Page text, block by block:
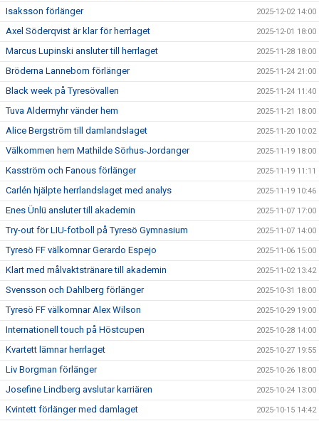
Isaksson förlänger 2025-12-02 14:00
Axel Söderqvist är klar för herrlaget 2025-12-01 18:00
Marcus Lupinski ansluter till herrlaget 2025-11-28 18:00
Bröderna Lanneborn förlänger 2025-11-24 21:00
Black week på Tyresövallen 2025-11-24 11:40
Tuva Aldermyhr vänder hem 2025-11-21 18:00
Alice Bergström till damlandslaget 2025-11-20 10:02
Välkommen hem Mathilde Sörhus-Jordanger 2025-11-19 18:00
Kasström och Fanous förlänger 2025-11-19 11:11
Carlén hjälpte herrlandslaget med analys 2025-11-19 10:46
Enes Ünlü ansluter till akademin 2025-11-07 17:00
Try-out för LIU-fotboll på Tyresö Gymnasium 2025-11-07 14:00
Tyresö FF välkomnar Gerardo Espejo 2025-11-06 15:00
Klart med målvaktstränare till akademin 2025-11-02 13:42
Svensson och Dahlberg förlänger 2025-10-31 18:00
Tyresö FF välkomnar Alex Wilson 2025-10-29 19:00
Internationell touch på Höstcupen 2025-10-28 14:00
Kvartett lämnar herrlaget 2025-10-27 19:55
Liv Borgman förlänger 2025-10-26 18:00
Josefine Lindberg avslutar karriären 2025-10-24 13:00
Kvintett förlänger med damlaget 2025-10-15 14:42